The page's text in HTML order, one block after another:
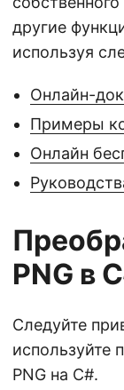
другие
используя
Онлайн-
Примеры
Онлайн
PNG в
Следуйте
используйте
PNG на C#.